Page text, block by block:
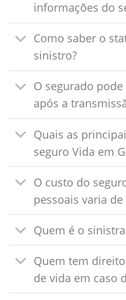
informações do
Como saber o
sinistro?
O segurado
após a
Quais as
seguro Vida em
O custo do
pessoais varia
Quem é o
Quem tem
de vida em caso